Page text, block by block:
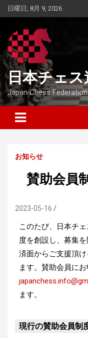
Skip
to
日曜日, 8月 9, 2026
日本チェス
Japan Chess Federation
お知らせ
賛助会員
2023-05-16
このたび、日本チ
度を創設し、募集
済面からご支援頂
ます。賛助会員に
ます。
現行の賛助会員制